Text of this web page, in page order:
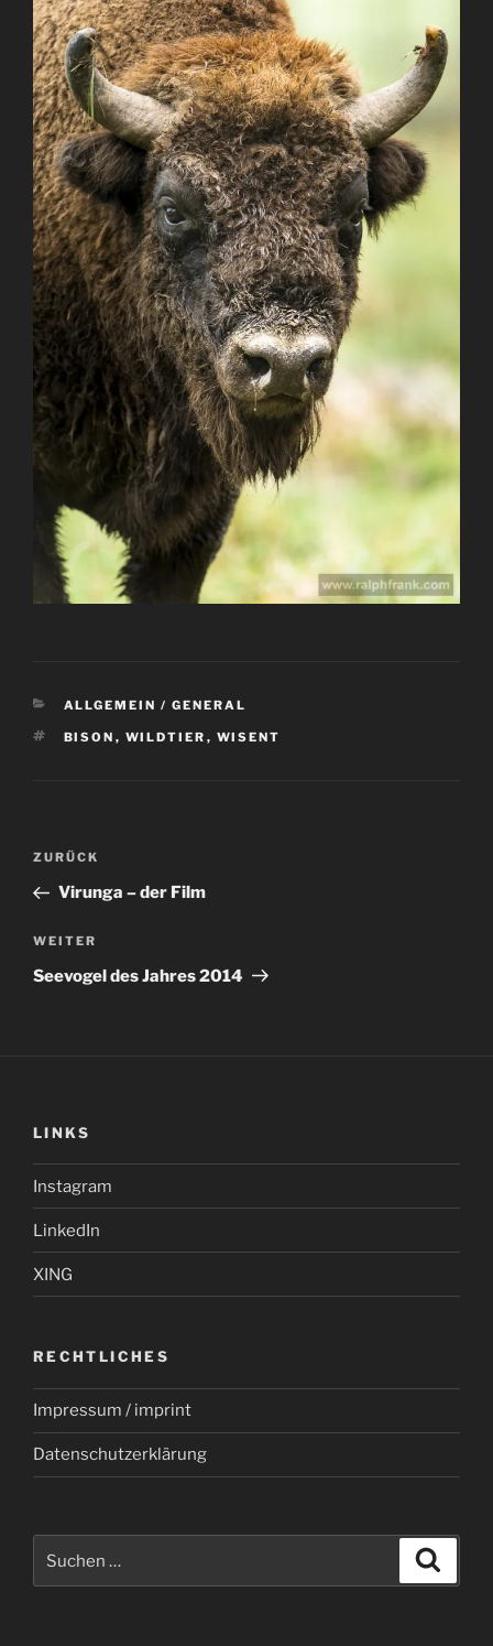
KATEGORIEN
ALLGEMEIN / GENERAL
SCHLAGWÖRTER
BISON , WILDTIER , WISENT
Beitragsnavigation
Vorheriger
Beitrag
ZURÜCK
Virunga – der Film
Nächster
Beitrag
WEITER
Seevogel des Jahres 2014
LINKS
Instagram
LinkedIn
XING
RECHTLICHES
Impressum / imprint
Datenschutzerklärung
nach: